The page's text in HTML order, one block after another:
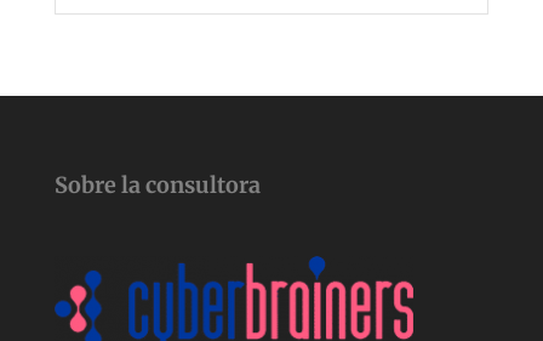
Sobre la consultora